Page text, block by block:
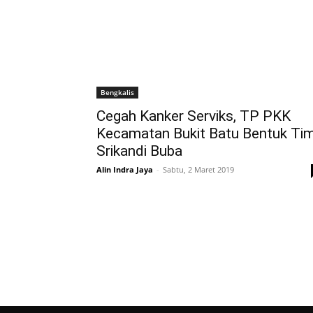
Bengkalis
Cegah Kanker Serviks, TP PKK
Kecamatan Bukit Batu Bentuk
Srikandi Buba
Alin Indra Jaya - Sabtu, 2 Maret 2019